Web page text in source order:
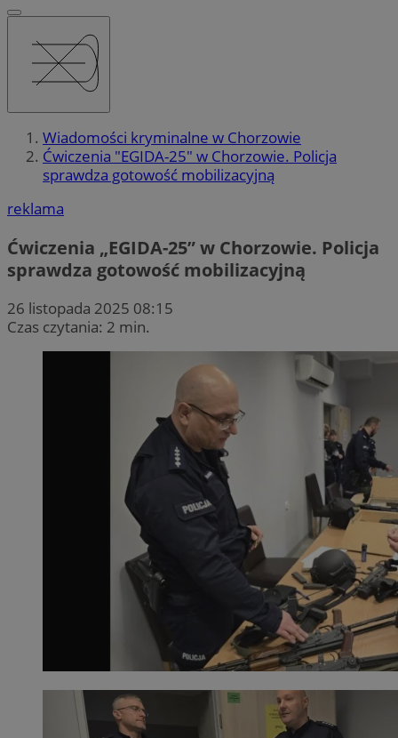
Wiadomości kryminalne w Chorzowie
Ćwiczenia "EGIDA-25" w Chorzowie. Policja
sprawdza gotowość mobilizacyjną
reklama
Ćwiczenia „EGIDA-25” w Chorzowie. Policja
sprawdza gotowość mobilizacyjną
26 listopada 2025 08:15
Czas czytania: 2 min.